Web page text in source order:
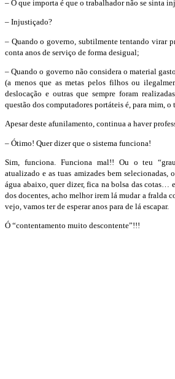
– O que importa é que o trabalhador não se sinta
– Injustiçado?
– Quando o governo, subtilmente tentando virar
conta anos de serviço de forma desigual;
– Quando o governo não considera o material
(a menos que as metas pelos filhos ou
deslocação e outras que sempre foram
questão dos computadores portáteis é, para mim, o
Apesar deste afunilamento, continua a haver
– Ótimo! Quer dizer que o sistema funciona!
Sim, funciona. Funciona mal!! Ou o teu
atualizado e as tuas amizades bem
água abaixo, quer dizer, fica na bolsa das cotas…
dos docentes, acho melhor irem lá mudar a fralda
vejo, vamos ter de esperar anos para de lá escapar.
Ó “contentamento muito descontente”!!!